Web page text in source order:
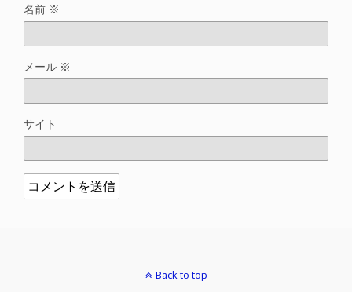
名前 ※
メール ※
サイト
Back to top